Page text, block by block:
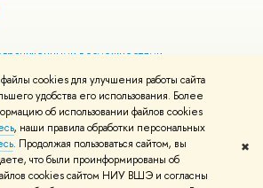
cookies для улучшения работы сайта
удобства его использования. Более
об использовании файлов cookies
, наши правила обработки персональных
. Продолжая пользоваться сайтом, вы
что были проинформированы об
cookies сайтом НИУ ВШЭ и согласны
✖
возможностями
Адреса и контакты Условия использования